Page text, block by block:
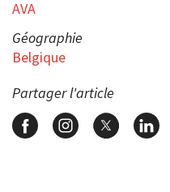
AVA
Géographie
Belgique
Partager l'article